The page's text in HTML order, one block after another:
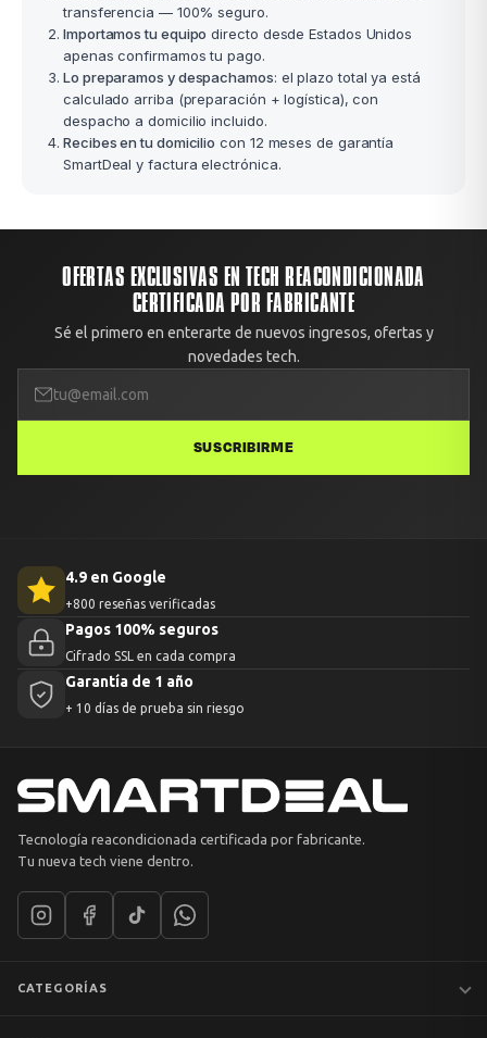
transferencia — 100% seguro.
Importamos tu equipo directo desde Estados Unidos
apenas confirmamos tu pago.
Lo preparamos y despachamos: el plazo total ya está
calculado arriba (preparación + logística), con
despacho a domicilio incluido.
Recibes en tu domicilio con 12 meses de garantía
SmartDeal y factura electrónica.
OFERTAS EXCLUSIVAS EN TECH REACONDICIONADA
CERTIFICADA POR FABRICANTE
Sé el primero en enterarte de nuevos ingresos, ofertas y
novedades tech.
SUSCRIBIRME
4.9 en Google
+800 reseñas verificadas
Pagos 100% seguros
Cifrado SSL en cada compra
Garantía de 1 año
+ 10 días de prueba sin riesgo
Tecnología reacondicionada certificada por fabricante.
Tu nueva tech viene dentro.
CATEGORÍAS